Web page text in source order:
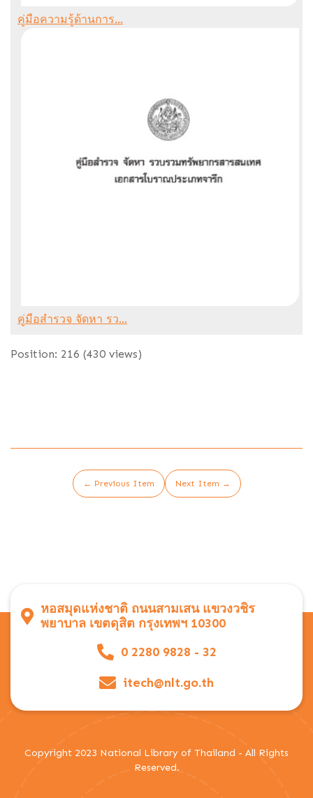
คู่มือความรู้ด้านการ...
คู่มือสำรวจ จัดหา รว...
Position: 216 (430 views)
← Previous Item Next Item →
หอสมุดแห่งชาติ ถนนสามเสน แขวงวชิร
พยาบาล เขตดุสิต กรุงเทพฯ 10300
0 2280 9828 - 32
itech@nlt.go.th
Copyright 2023 National Library of Thailand - All Rights
Reserved.